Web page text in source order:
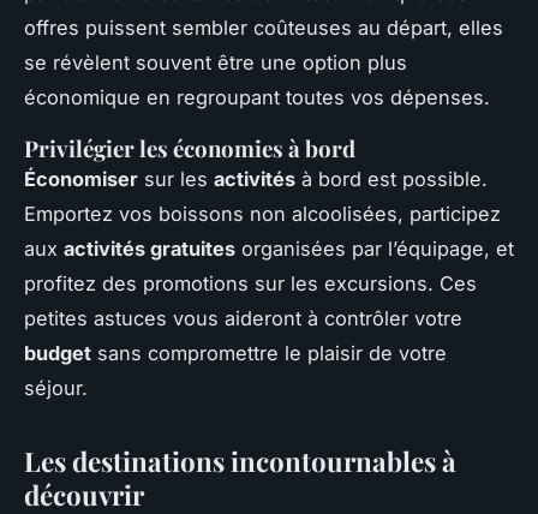
offres puissent sembler coûteuses au départ, elles
se révèlent souvent être une option plus
économique en regroupant toutes vos dépenses.
Privilégier les économies à bord
Économiser sur les activités à bord est possible.
Emportez vos boissons non alcoolisées, participez
aux activités gratuites organisées par l’équipage, et
profitez des promotions sur les excursions. Ces
petites astuces vous aideront à contrôler votre
budget sans compromettre le plaisir de votre
séjour.
Les destinations incontournables à
découvrir